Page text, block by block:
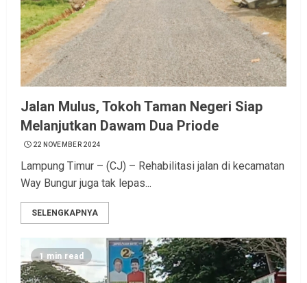
Jalan Mulus, Tokoh Taman Negeri Siap
Melanjutkan Dawam Dua Priode
22 NOVEMBER 2024
Lampung Timur – (CJ) – Rehabilitasi jalan di kecamatan
Way Bungur juga tak lepas...
SELENGKAPNYA
1 min read